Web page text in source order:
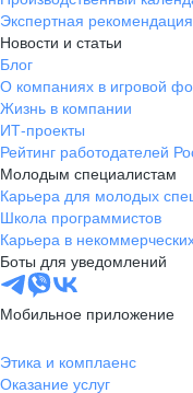
Экспертная рекомендация
Новости и статьи
Блог
О компаниях в игровой
Жизнь в компании
ИТ-проекты
Рейтинг работодателей
Молодым специалистам
Карьера для молодых
Школа программистов
Карьера в
Боты для уведомлений
Мобильное приложение
Этика и комплаенс
Оказание услуг